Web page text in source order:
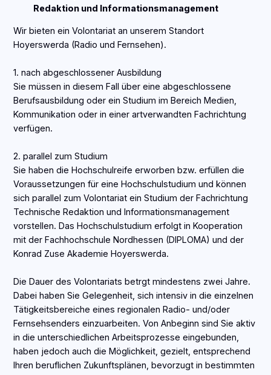
Redaktion und Informationsmanagement
Wir bieten ein Volontariat an unserem Standort
Hoyerswerda (Radio und Fernsehen).
1. nach abgeschlossener Ausbildung
Sie müssen in diesem Fall über eine abgeschlossene
Berufsausbildung oder ein Studium im Bereich Medien,
Kommunikation oder in einer artverwandten Fachrichtung
verfügen.
2. parallel zum Studium
Sie haben die Hochschulreife erworben bzw. erfüllen die
Voraussetzungen für eine Hochschulstudium und können
sich parallel zum Volontariat ein Studium der Fachrichtung
Technische Redaktion und Informationsmanagement
vorstellen. Das Hochschulstudium erfolgt in Kooperation
mit der Fachhochschule Nordhessen (DIPLOMA) und der
Konrad Zuse Akademie Hoyerswerda.
Die Dauer des Volontariats betrgt mindestens zwei Jahre.
Dabei haben Sie Gelegenheit, sich intensiv in die einzelnen
Tätigkeitsbereiche eines regionalen Radio- und/oder
Fernsehsenders einzuarbeiten. Von Anbeginn sind Sie aktiv
in die unterschiedlichen Arbeitsprozesse eingebunden,
haben jedoch auch die Möglichkeit, gezielt, entsprechend
Ihren beruflichen Zukunftsplänen, bevorzugt in bestimmten